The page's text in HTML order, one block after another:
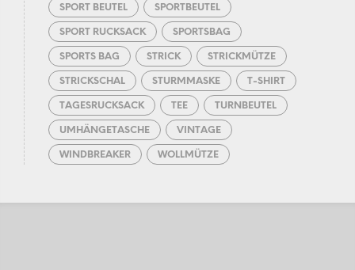
SPORT BEUTEL SPORTBEUTEL
SPORT RUCKSACK SPORTSBAG
SPORTS BAG STRICK STRICKMÜTZE
STRICKSCHAL STURMMASKE T-SHIRT
TAGESRUCKSACK TEE TURNBEUTEL
UMHÄNGETASCHE VINTAGE
WINDBREAKER WOLLMÜTZE